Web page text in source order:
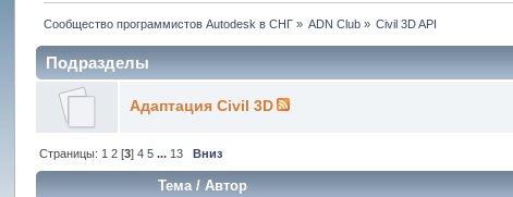
Сообщество программистов Autodesk в СНГ» ADN Club » Civil 3D API
Подразделы
Адаптация Civil 3D
Страницы: 1 2[3] 4 5 ... 13 Вниз
Тема/ Автор